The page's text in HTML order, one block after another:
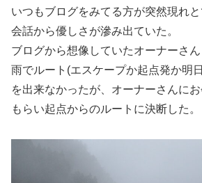
いつもブログをみてる方が突然現れと
会話から優しさが滲み出ていた。
ブログから想像していたオーナーさん
雨でルート(エスケープか起点発か明
を出来なかったが、オーナーさんに
もらい起点からのルートに決断した。